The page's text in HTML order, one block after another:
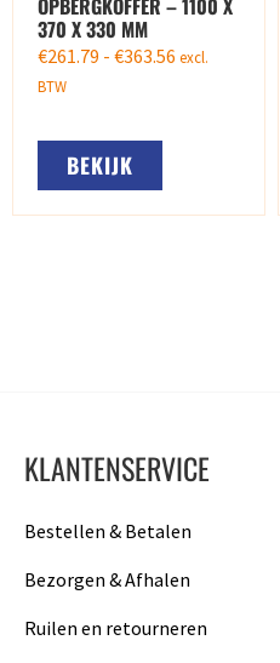
370 X 330 MM
€261.79 - €363.56 excl.
BTW
BEKIJK
KLANTENSERVICE
Bestellen & Betalen
Bezorgen & Afhalen
Ruilen en retourneren